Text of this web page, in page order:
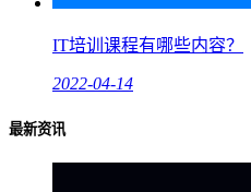
IT培训课程有哪些内容？
2022-04-14
最新资讯